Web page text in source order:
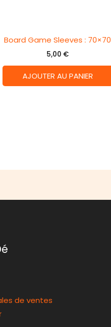
Board Game Sleeves : 70×70
5,00 €
AJOUTER AU PANIER
de ventes